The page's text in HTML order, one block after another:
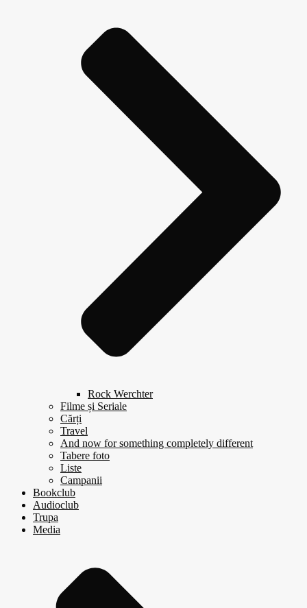
Rock Werchter
Filme și Seriale
Cărți
Travel
And now for something completely different
Tabere foto
Liste
Campanii
Bookclub
Audioclub
Trupa
Media